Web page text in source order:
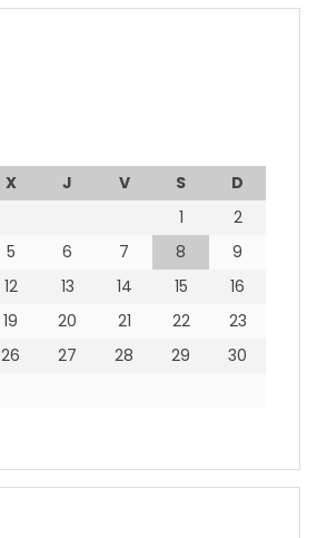
X J V S
D
1
2
5 6 7 8
9
12 13 14 15
16
19 20 21 22
23
26 27 28 29
30